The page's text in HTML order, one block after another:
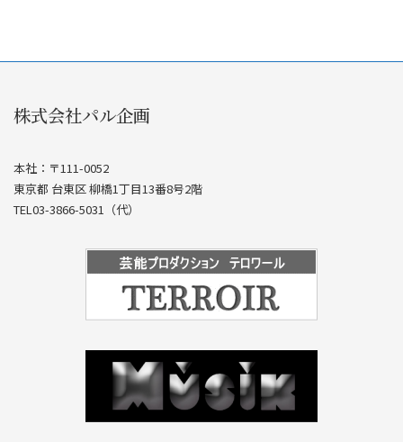
株式会社パル企画
本社：〒111-0052
東京都 台東区 柳橋1丁目13番8号2階
TEL03-3866-5031（代）